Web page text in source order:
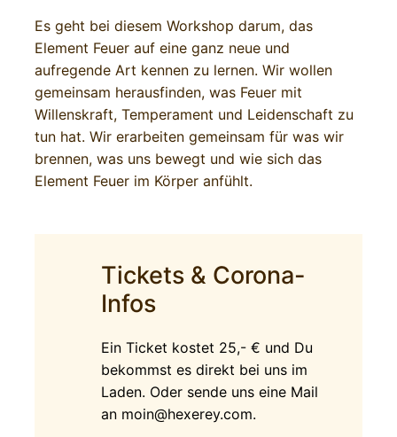
Es geht bei diesem Workshop darum, das
Element Feuer auf eine ganz neue und
aufregende Art kennen zu lernen. Wir wollen
gemeinsam herausfinden, was Feuer mit
Willenskraft, Temperament und Leidenschaft zu
tun hat. Wir erarbeiten gemeinsam für was wir
brennen, was uns bewegt und wie sich das
Element Feuer im Körper anfühlt.
Tickets & Corona-
Infos
Ein Ticket kostet 25,- € und Du
bekommst es direkt bei uns im
Laden. Oder sende uns eine Mail
an moin@hexerey.com.